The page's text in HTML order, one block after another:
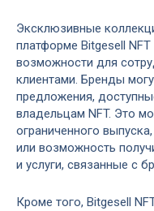
Эксклюзивные
платформе Bitgesell
возможности для
клиентами. Бренды
предложения,
владельцам NFT. Это
ограниченного
или возможность
и услуги, связанные с
Кроме того, Bitgesell